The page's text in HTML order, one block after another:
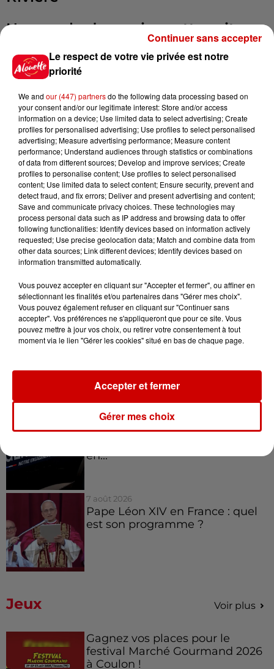
Un couple de marionnettes vit au
milieu des boîtes de toutes les
tailles, de toutes les couleurs.
Dans chacune, une histoire du
quotidien, un souvenir. Madame
perd la mémoire, doucement
glisse et dérape, tout se passe
dans sa boîte crânienne.
Entrée 10 € réservation
06.10.60.64.36 ou par mail
Infos
Voir plus
13h42
Aide carburant pour les "grands
10h54
Royan : elle tente d’écraser son
9h45
Cambriolages : plus de 18 000
en...
7 août 2026
Pape Léon XIV en France : quel
est son programme ?
Jeux Voir plus
Gagnez vos places pour le
festival Marché Gourmand 2026
à Coulon !
Le respect de votre vie privée est notre
priorité
We and our (447) partnersdo the following data processing based on
your consent and/or our legitimate interest: Store and/or access
information on a device; Use limited data to select advertising; Create
profiles for personalised advertising; Use profiles to select personalised
advertising; Measure advertising performance; Measure content
performance; Understand audiences through statistics or combinations
of data from different sources; Develop and improve services; Create
profiles to personalise content; Use profiles to select personalised
content; Use limited data to select content; Ensure security, prevent and
detect fraud, and fix errors; Deliver and present advertising and content;
Save and communicate privacy choices. These technologies may
process personal data such as IP address and browsing data to offer
following functionalities: Identify devices based on information actively
requested; Use precise geolocation data; Match and combine data from
other data sources; Link different devices; Identify devices based on
information transmitted automatically.
Vous pouvez accepter en cliquant sur "Accepter et fermer", ou affiner en
sélectionnant les finalités et/ou partenaires dans "Gérer mes choix".
Vous pouvez également refuser en cliquant sur "Continuer sans
accepter". Vos préférences ne s'appliqueront que pour ce site. Vous
pouvez mettre à jour vos choix, ou retirer votre consentement à tout
moment via le lien "Gérer les cookies" situé en bas de chaque page.
Gérer mes choix
Accepter et fermer
Continuer sans accepter